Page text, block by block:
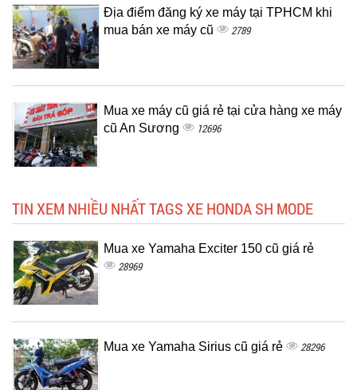
Địa điểm đăng ký xe máy tại TPHCM khi
mua bán xe máy cũ
2789
Mua xe máy cũ giá rẻ tại cửa hàng xe máy
cũ An Sương
12696
TIN XEM NHIỀU NHẤT TAGS XE HONDA SH MODE
Mua xe Yamaha Exciter 150 cũ giá rẻ
28969
Mua xe Yamaha Sirius cũ giá rẻ 28296